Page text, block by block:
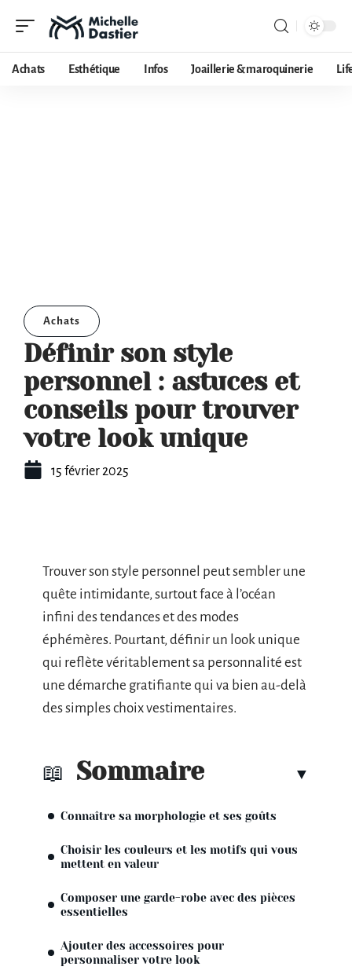
Achats Esthétique Infos Joaillerie & maroquinerie
Achats
Définir son style
personnel : astuces et
conseils pour trouver
votre look unique
15 février 2025
Trouver son style personnel peut sembler une
quête intimidante, surtout face à l’océan
infini des tendances et des modes
éphémères. Pourtant, définir un look unique
qui reflète véritablement sa personnalité est
une démarche gratifiante qui va bien au-delà
des simples choix vestimentaires.
Sommaire
Connaître sa morphologie et ses goûts
Choisir les couleurs et les motifs qui vous
mettent en valeur
Composer une garde-robe avec des pièces
essentielles
Ajouter des accessoires pour
personnaliser votre look